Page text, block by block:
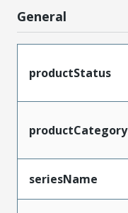
General
productStatus
productCategory
seriesName